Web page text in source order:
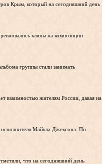
Крым, который на сегодняшний день
клипы на композиции
группы стали занимать
взаимностью жителям России, давая на
исполнителя Майкла Джексона. По
что на сегодняшний день